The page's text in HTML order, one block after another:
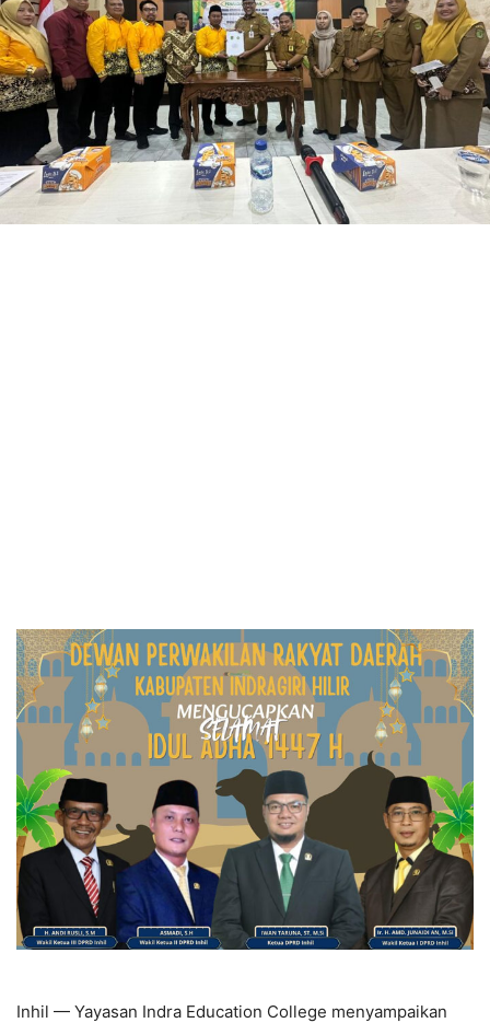
Inhil — Yayasan Indra Education College menyampaikan